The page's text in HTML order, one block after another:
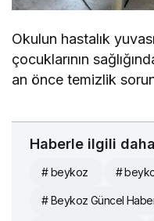
Okulun hastalık
çocuklarının
an önce temizlik
Haberle ilgili
# beykoz #
# Beykoz Güncel